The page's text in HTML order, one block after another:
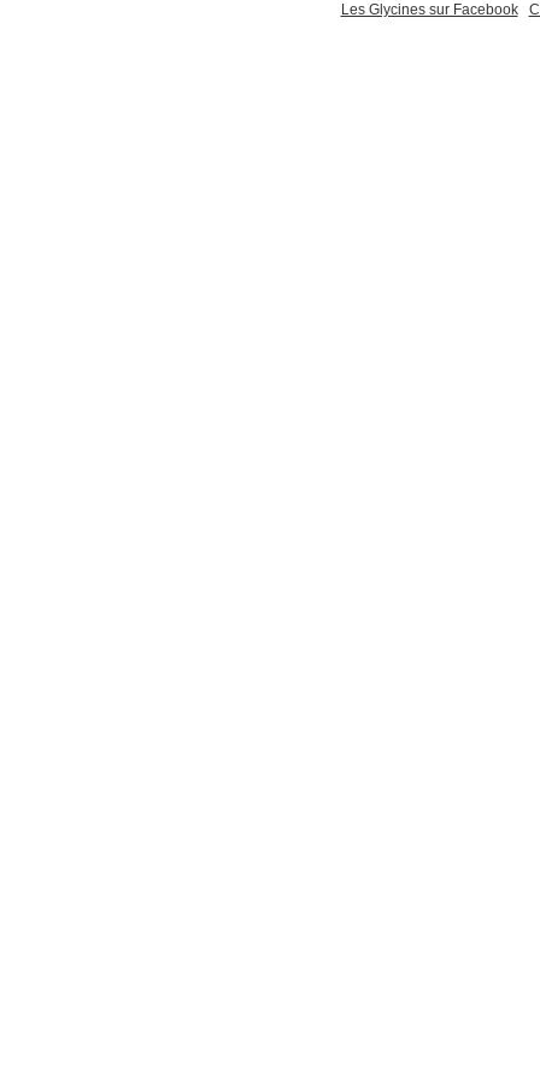
Les Glycines sur Facebook